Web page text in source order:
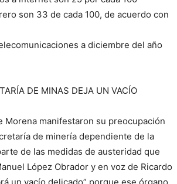
son 33 de cada 100, de acuerdo con
a diciembre del año
DE MINAS DEJA UN VACÍO
Morena manifestaron su preocupación
de minería dependiente de la
de las medidas de austeridad que
López Obrador y en voz de Ricardo